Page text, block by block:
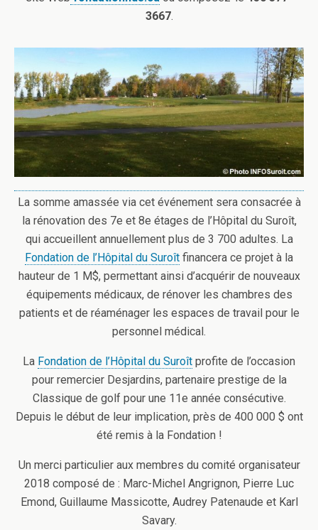
3667.
La somme amassée via cet événement sera consacrée à
la rénovation des 7e et 8e étages de l’Hôpital du Suroît,
qui accueillent annuellement plus de 3 700 adultes. La
Fondation de l’Hôpital du Suroît financera ce projet à la
hauteur de 1 M$, permettant ainsi d’acquérir de nouveaux
équipements médicaux, de rénover les chambres des
patients et de réaménager les espaces de travail pour le
personnel médical.
La Fondation de l’Hôpital du Suroît profite de l’occasion
pour remercier Desjardins, partenaire prestige de la
Classique de golf pour une 11e année consécutive.
Depuis le début de leur implication, près de 400 000 $ ont
été remis à la Fondation !
Un merci particulier aux membres du comité organisateur
2018 composé de : Marc-Michel Angrignon, Pierre Luc
Emond, Guillaume Massicotte, Audrey Patenaude et Karl
Savary.